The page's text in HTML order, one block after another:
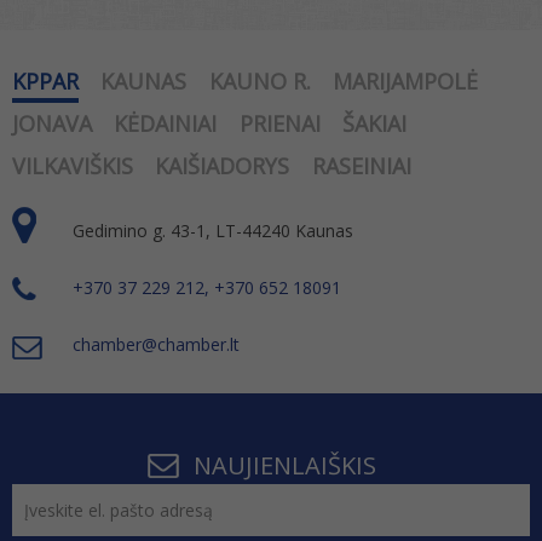
KPPAR KAUNAS KAUNO R.
MARIJAMPOLĖ
JONAVA
KĖDAINIAI PRIENAI
ŠAKIAI
VILKAVIŠKIS
KAIŠIADORYS RASEINIAI
Gedimino g. 43-1, LT-44240 Kaunas
+370 37 229 212, +370 652 18091
chamber@chamber.lt
NAUJIENLAIŠKIS